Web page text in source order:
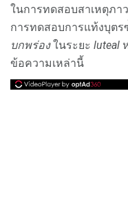
ในการทดสอบสาเหตุภา
การทดสอบการแท้งบุต
บกพร่องในระยะ luteal
ข้อความเหล่านี้